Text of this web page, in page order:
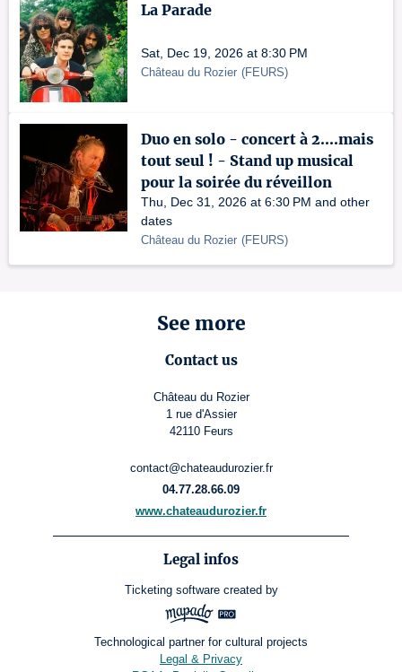
La Parade
Sat, Dec 19, 2026 at 8:30 PM
Château du Rozier (FEURS)
Duo en solo - concert à 2....mais
tout seul ! - Stand up musical
pour la soirée du réveillon
Thu, Dec 31, 2026 at 6:30 PM and other
dates
Château du Rozier (FEURS)
See more
Contact us
Château du Rozier
1 rue d'Assier
42110 Feurs
contact@chateaudurozier.fr
04.77.28.66.09
www.chateaudurozier.fr
Legal infos
Ticketing software created by
Technological partner for cultural projects
Legal & Privacy